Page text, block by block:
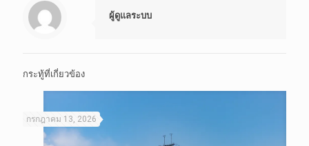
ผู้ดูแลระบบ
กระทู้ที่เกี่ยวข้อง
กรกฎาคม 13, 2026